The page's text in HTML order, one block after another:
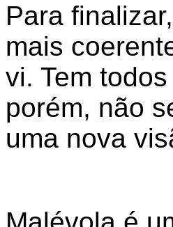
Para
mais
vi. Tem
porém, não
uma nova